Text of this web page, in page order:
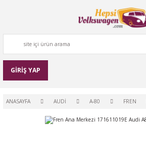
GİRİŞ YAP
ANASAYFA AUDİ A-80 FREN